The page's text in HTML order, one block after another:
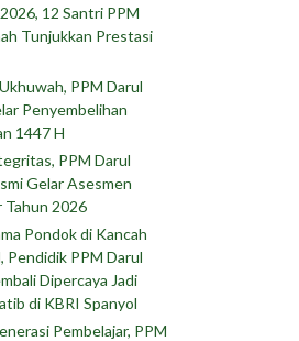
12 Santri PPM
Tunjukkan Prestasi
PPM Darul
Penyembelihan
1447 H
PPM Darul
Gelar Asesmen
Tahun 2026
Pondok di Kancah
Pendidik PPM Darul
Dipercaya Jadi
di KBRI Spanyol
Pembelajar, PPM